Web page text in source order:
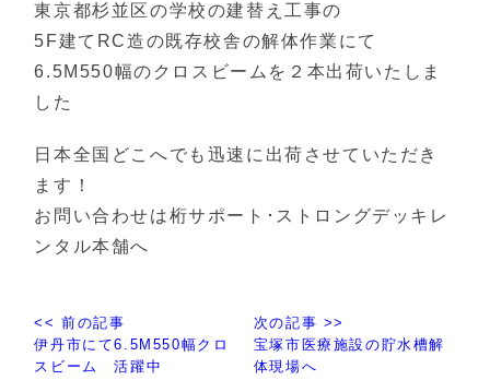
東京都杉並区の学校の建替え工事の
5F建てRC造の既存校舎の解体作業にて
6.5M550幅のクロスビームを２本出荷いたしま
した
日本全国どこへでも迅速に出荷させていただき
ます！
お問い合わせは桁サポート･ストロングデッキレ
ンタル本舗へ
<< 前の記事
伊丹市にて6.5M550幅クロ
スビーム 活躍中
次の記事 >>
宝塚市医療施設の貯水槽解
体現場へ